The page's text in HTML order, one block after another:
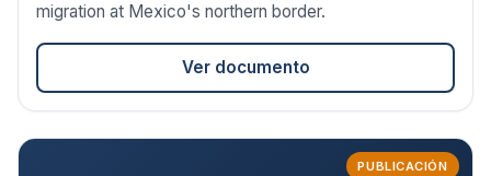
migration at Mexico's northern border.
Ver documento
PUBLICACIÓN